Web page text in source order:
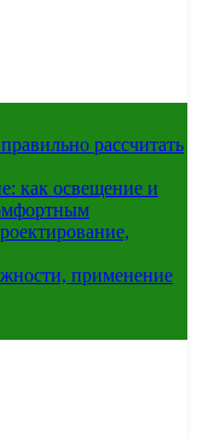
рассчитать
как освещение и
применение